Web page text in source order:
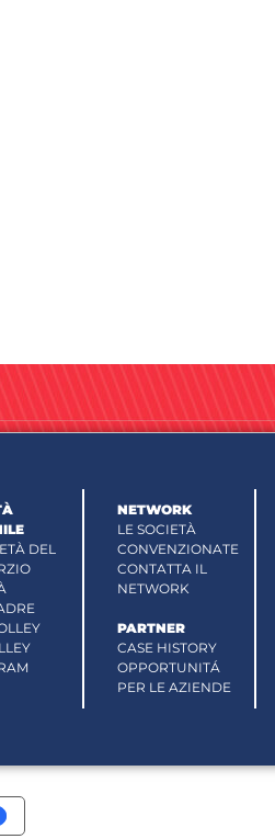
DEL
NETWORK
LE SOCIETÀ
CONVENZIONATE
CONTATTA IL
NETWORK
PARTNER
CASE HISTORY
OPPORTUNITÁ
PER LE AZIENDE